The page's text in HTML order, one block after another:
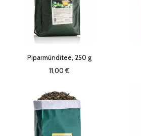
Piparmünditee, 250 g
11,00 €